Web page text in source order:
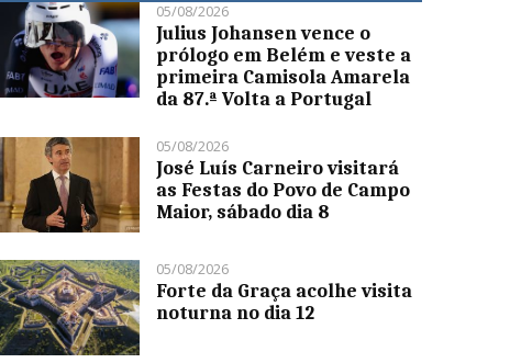
05/08/2026
Julius Johansen vence o
prólogo em Belém e veste a
primeira Camisola Amarela
da 87.ª Volta a Portugal
05/08/2026
José Luís Carneiro visitará
as Festas do Povo de Campo
Maior, sábado dia 8
05/08/2026
Forte da Graça acolhe visita
noturna no dia 12